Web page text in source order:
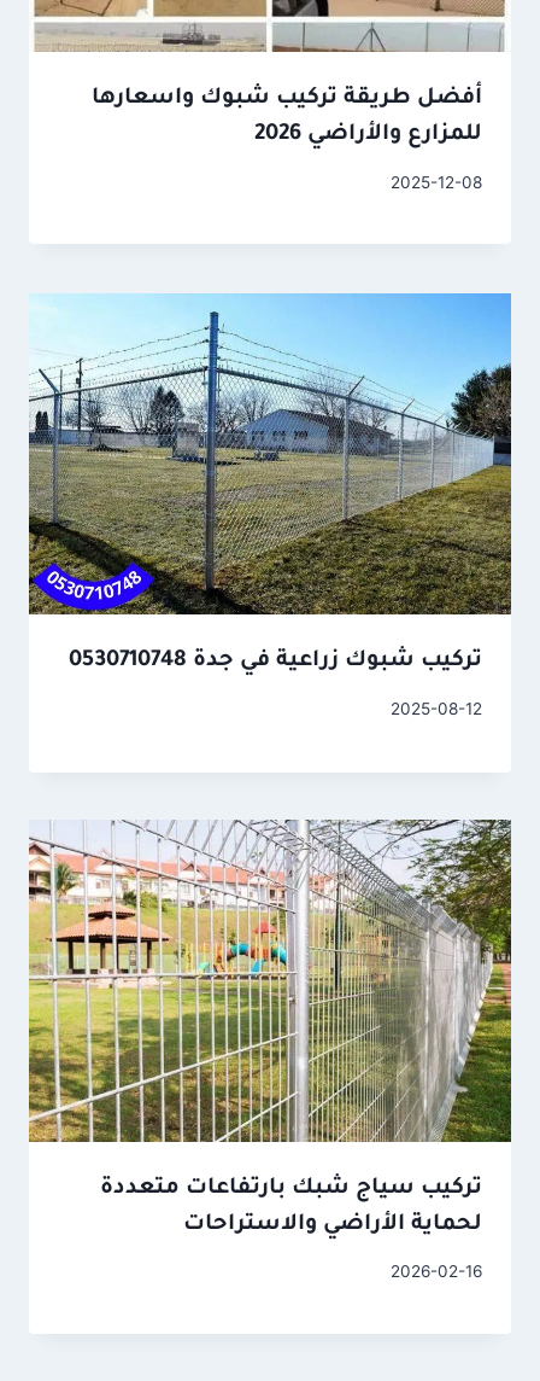
أفضل طريقة تركيب شبوك واسعارها
للمزارع والأراضي 2026
2025-12-08
تركيب شبوك زراعية في جدة 0530710748
2025-08-12
تركيب سياج شبك بارتفاعات متعددة
لحماية الأراضي والاستراحات
2026-02-16